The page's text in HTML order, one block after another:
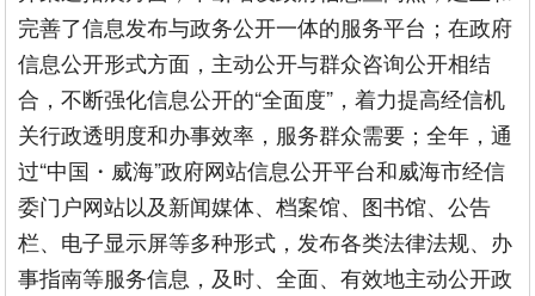
完善了信息发布与政务公开一体的服务平台；在政府
信息公开形式方面，主动公开与群众咨询公开相结
合，不断强化信息公开的“全面度”，着力提高经信机
关行政透明度和办事效率，服务群众需要；全年，通
过“中国・威海”政府网站信息公开平台和威海市经信
委门户网站以及新闻媒体、档案馆、图书馆、公告
栏、电子显示屏等多种形式，发布各类法律法规、办
事指南等服务信息，及时、全面、有效地主动公开政